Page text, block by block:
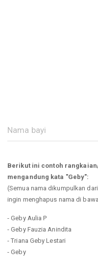
Berikut ini contoh
mengandung kata "Geby":
(Semua nama dikumpulkan
ingin menghapus nama di
- Geby Aulia P
- Geby Fauzia Anindita
- Triana Geby Lestari
- Geby